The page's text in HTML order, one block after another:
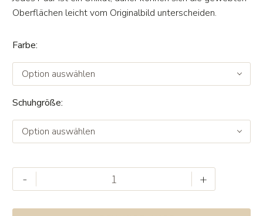
Oberflächen leicht vom Originalbild unterscheiden.
Farbe
Option auswählen
Schuhgröße
Option auswählen
-
Maria
+